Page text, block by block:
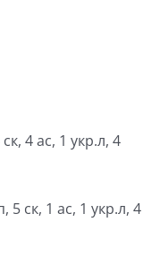
4 ас, 1 укр.л, 4
ск, 1 ас, 1 укр.л, 4